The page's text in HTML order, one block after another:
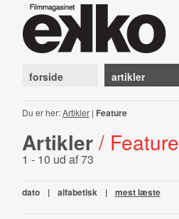
forside artikler
Du er her:Artikler| Feature
Artikler / Feature
1 - 10 ud af 73
dato | alfabetisk | mest læste